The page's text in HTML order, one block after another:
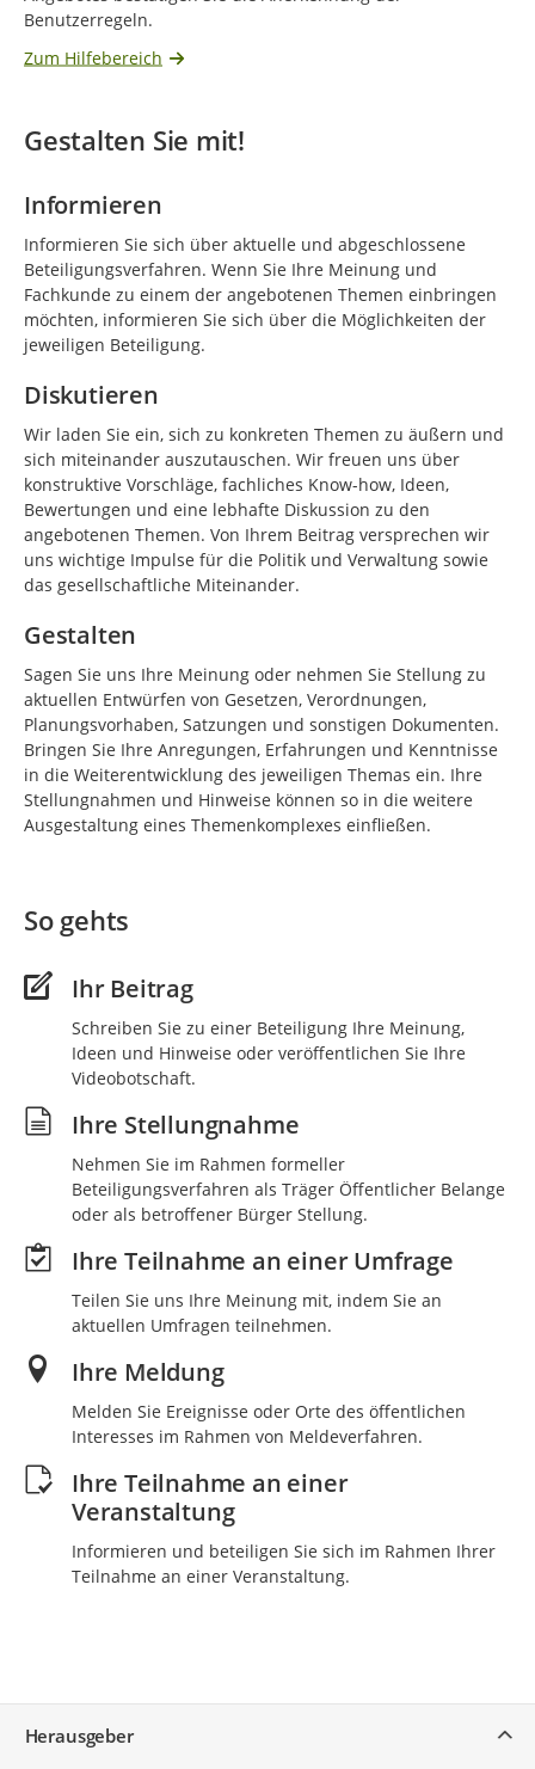
Benutzerregeln.
Zum Hilfebereich
Gestalten Sie mit!
Informieren
Informieren Sie sich über aktuelle und abgeschlossene
Beteiligungsverfahren. Wenn Sie Ihre Meinung und
Fachkunde zu einem der angebotenen Themen einbringen
möchten, informieren Sie sich über die Möglichkeiten der
jeweiligen Beteiligung.
Diskutieren
Wir laden Sie ein, sich zu konkreten Themen zu äußern und
sich miteinander auszutauschen. Wir freuen uns über
konstruktive Vorschläge, fachliches Know-how, Ideen,
Bewertungen und eine lebhafte Diskussion zu den
angebotenen Themen. Von Ihrem Beitrag versprechen wir
uns wichtige Impulse für die Politik und Verwaltung sowie
das gesellschaftliche Miteinander.
Gestalten
Sagen Sie uns Ihre Meinung oder nehmen Sie Stellung zu
aktuellen Entwürfen von Gesetzen, Verordnungen,
Planungsvorhaben, Satzungen und sonstigen Dokumenten.
Bringen Sie Ihre Anregungen, Erfahrungen und Kenntnisse
in die Weiterentwicklung des jeweiligen Themas ein. Ihre
Stellungnahmen und Hinweise können so in die weitere
Ausgestaltung eines Themenkomplexes einfließen.
So gehts
Ihr Beitrag
Schreiben Sie zu einer Beteiligung Ihre Meinung,
Ideen und Hinweise oder veröffentlichen Sie Ihre
Videobotschaft.
Ihre Stellungnahme
Nehmen Sie im Rahmen formeller
Beteiligungsverfahren als Träger Öffentlicher Belange
oder als betroffener Bürger Stellung.
Ihre Teilnahme an einer Umfrage
Teilen Sie uns Ihre Meinung mit, indem Sie an
aktuellen Umfragen teilnehmen.
Ihre Meldung
Melden Sie Ereignisse oder Orte des öffentlichen
Interesses im Rahmen von Meldeverfahren.
Ihre Teilnahme an einer
Veranstaltung
Informieren und beteiligen Sie sich im Rahmen Ihrer
Teilnahme an einer Veranstaltung.
Herausgeber